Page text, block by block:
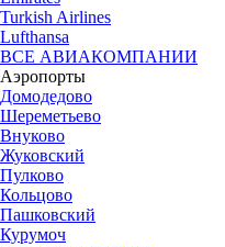
Turkish Airlines
Lufthansa
ВСЕ АВИАКОМПАНИИ
Аэропорты
Домодедово
Шереметьево
Внуково
Жуковский
Пулково
Кольцово
Пашковский
Курумоч